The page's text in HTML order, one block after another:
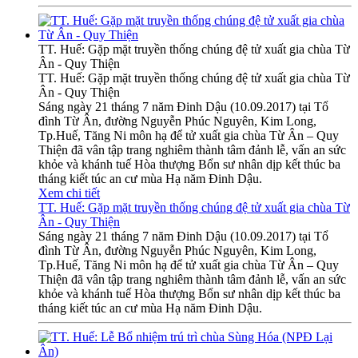
TT. Huế: Gặp mặt truyền thống chúng đệ tử xuất gia chùa Từ
Ân - Quy Thiện
TT. Huế: Gặp mặt truyền thống chúng đệ tử xuất gia chùa Từ
Ân - Quy Thiện
Sáng ngày 21 tháng 7 năm Đinh Dậu (10.09.2017) tại Tổ
đình Từ Ân, đường Nguyễn Phúc Nguyên, Kim Long,
Tp.Huế, Tăng Ni môn hạ để tử xuất gia chùa Từ Ân – Quy
Thiện đã vân tập trang nghiêm thành tâm đảnh lễ, vấn an sức
khỏe và khánh tuế Hòa thượng Bổn sư nhân dịp kết thúc ba
tháng kiết túc an cư mùa Hạ năm Đinh Dậu.
Xem chi tiết
TT. Huế: Gặp mặt truyền thống chúng đệ tử xuất gia chùa Từ
Ân - Quy Thiện
Sáng ngày 21 tháng 7 năm Đinh Dậu (10.09.2017) tại Tổ
đình Từ Ân, đường Nguyễn Phúc Nguyên, Kim Long,
Tp.Huế, Tăng Ni môn hạ để tử xuất gia chùa Từ Ân – Quy
Thiện đã vân tập trang nghiêm thành tâm đảnh lễ, vấn an sức
khỏe và khánh tuế Hòa thượng Bổn sư nhân dịp kết thúc ba
tháng kiết túc an cư mùa Hạ năm Đinh Dậu.